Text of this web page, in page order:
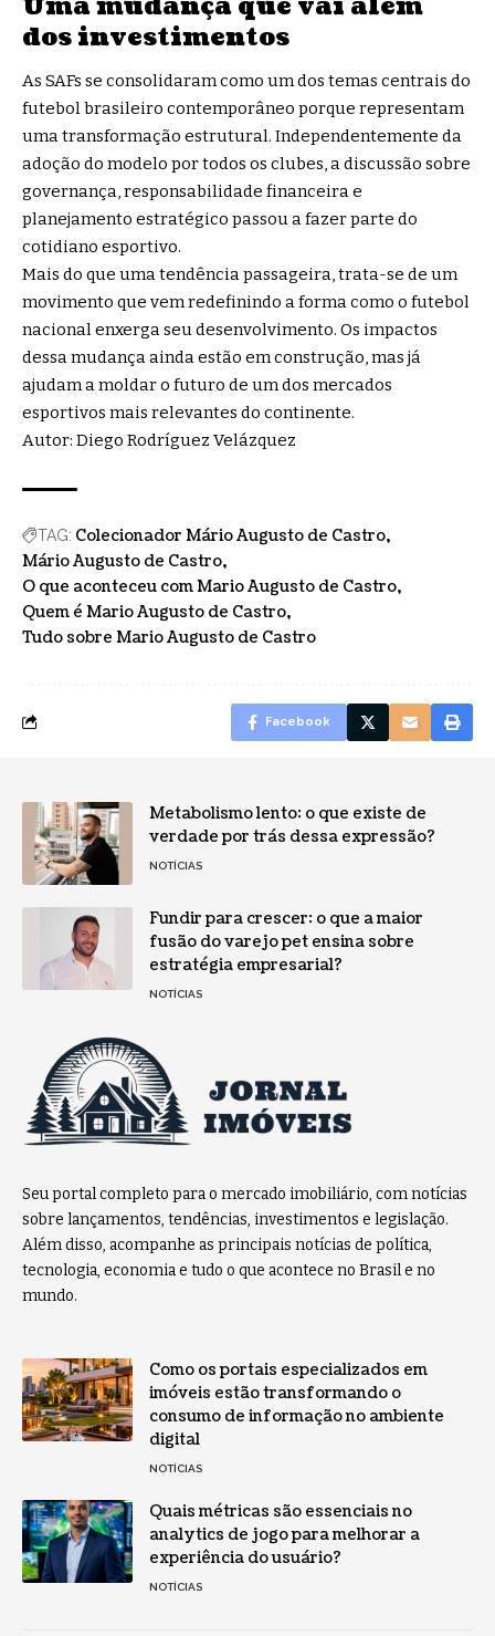
dos investimentos
As SAFs se consolidaram como um dos temas centrais do
futebol brasileiro contemporâneo porque representam
uma transformação estrutural. Independentemente da
adoção do modelo por todos os clubes, a discussão sobre
governança, responsabilidade financeira e
planejamento estratégico passou a fazer parte do
cotidiano esportivo.
Mais do que uma tendência passageira, trata-se de um
movimento que vem redefinindo a forma como o futebol
nacional enxerga seu desenvolvimento. Os impactos
dessa mudança ainda estão em construção, mas já
ajudam a moldar o futuro de um dos mercados
esportivos mais relevantes do continente.
Autor: Diego Rodríguez Velázquez
TAG: Colecionador Mário Augusto de Castro
Mário Augusto de Castro
O que aconteceu com Mario Augusto de Castro
Quem é Mario Augusto de Castro
Tudo sobre Mario Augusto de Castro
Facebook
Metabolismo lento: o que existe de
verdade por trás dessa expressão?
NOTÍCIAS
Fundir para crescer: o que a maior
fusão do varejo pet ensina sobre
estratégia empresarial?
NOTÍCIAS
Seu portal completo para o mercado imobiliário, com notícias
sobre lançamentos, tendências, investimentos e legislação.
Além disso, acompanhe as principais notícias de política,
tecnologia, economia e tudo o que acontece no Brasil e no
mundo.
Como os portais especializados em
imóveis estão transformando o
consumo de informação no ambiente
digital
NOTÍCIAS
Quais métricas são essenciais no
analytics de jogo para melhorar a
experiência do usuário?
NOTÍCIAS